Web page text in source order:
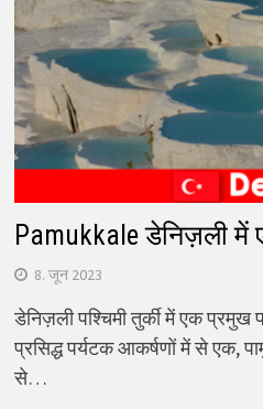
Pamukkale डेनिज़ली में
8. जून 2023
डेनिज़ली पश्चिमी तुर्की में एक
प्रसिद्ध पर्यटक आकर्षणों में से एक,
से…